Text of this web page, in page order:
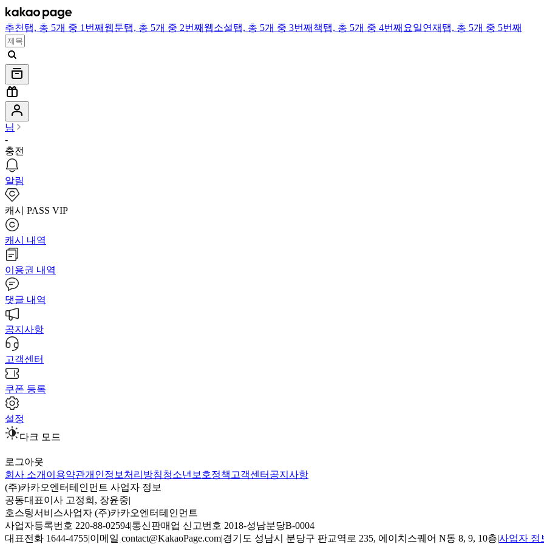
추천 탭, 총 5개 중 1번째 웹툰탭, 총 5개 중 2번째 웹소설탭, 총 5개 중 3번째 책탭, 총 5개 중 4번째 요일연재 탭, 총 5개 중 5번째
님
-
충전
알림
캐시 PASS VIP
캐시 내역
이용권 내역
댓글 내역
공지사항
고객센터
쿠폰 등록
설정
다크 모드
로그아웃
회사 소개 이용약관개인정보처리방침청소년보호정책 고객센터 공지사항
(주)카카오엔터테인먼트 사업자 정보
공동대표이사 고정희, 장윤중|
호스팅서비스사업자 (주)카카오엔터테인먼트
사업자등록번호 220-88-02594|통신판매업 신고번호 2018-성남분당B-0004
대표전화 1644-4755|이메일 contact@KakaoPage.com|경기도 성남시 분당구 판교역로 235, 에이치스퀘어 N동 8, 9, 10층|사업자 정